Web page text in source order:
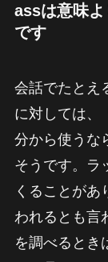
assは意味
です
会話でたとえ
に対しては、
分から使うな
そうです。ラ
くることがあ
われるとも言
を調べるとき